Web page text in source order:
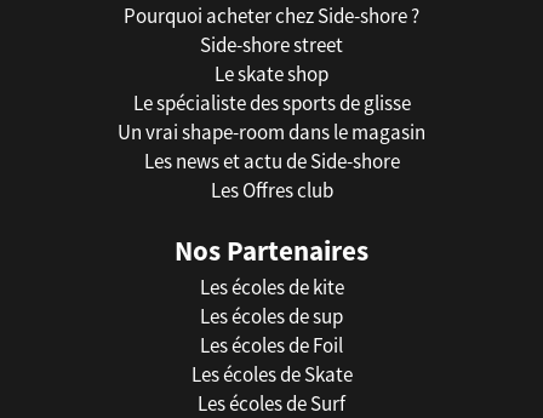
Pourquoi acheter chez Side-shore ?
Side-shore street
Le skate shop
Le spécialiste des sports de glisse
Un vrai shape-room dans le magasin
Les news et actu de Side-shore
Les Offres club
Nos Partenaires
Les écoles de kite
Les écoles de sup
Les écoles de Foil
Les écoles de Skate
Les écoles de Surf